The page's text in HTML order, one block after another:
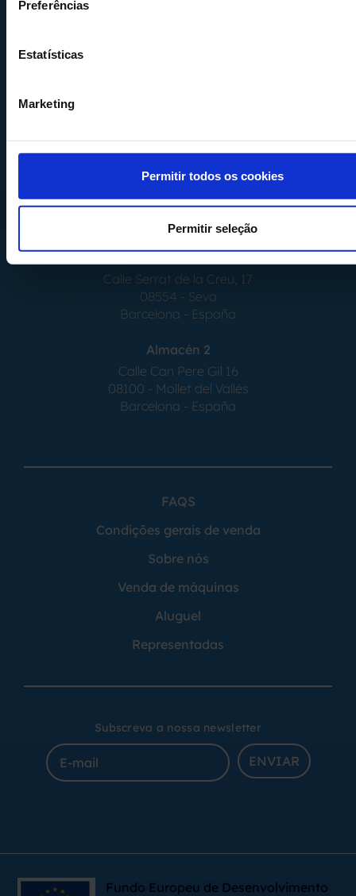
Preferências
Estatísticas
Marketing
Permitir todos os cookies
Permitir seleção
info@comquima.com
Almacén 1
Calle Serrat de la Creu, 17
08554 - Seva
Barcelona - España
Almacén 2
Calle Can Pere Gil 16
08100 - Mollet del Vallés
Barcelona - España
FAQS
Condições gerais de venda
Sobre nós
Venda de máquinas
Aluguel
Representadas
Subscreva a nossa newsletter
ENVIAR
Fundo Europeu de Desenvolvimento